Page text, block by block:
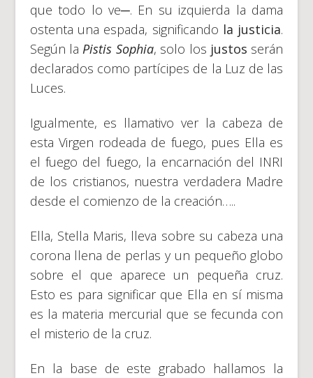
que todo lo ve─. En su izquierda la dama
ostenta una espada, significando la justicia.
Según laPistis Sophia, solo los justos serán
declarados como partícipes de la Luz de las
Luces.
Igualmente, es llamativo ver la cabeza de
esta Virgen rodeada de fuego, pues Ella es
el fuego del fuego, la encarnación del INRI
de los cristianos, nuestra verdadera Madre
desde el comienzo de la creación…..
Ella, Stella Maris, lleva sobre su cabeza una
corona llena de perlas y un pequeño globo
sobre el que aparece un pequeña cruz.
Esto es para significar que Ella en sí misma
es la materia mercurial que se fecunda con
el misterio de la cruz.
En la base de este grabado hallamos la